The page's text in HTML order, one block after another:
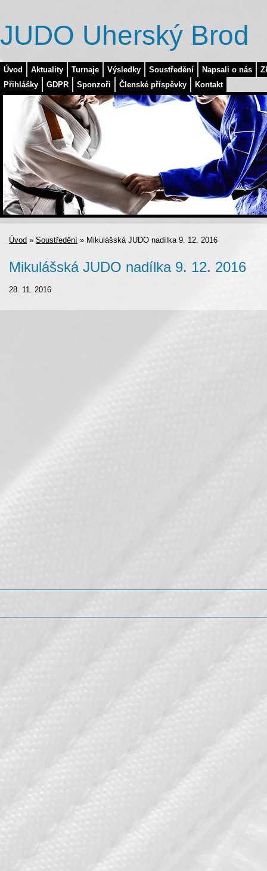
Úvod Aktuality Turnaje Výsledky Soustředění Napsali o nás
Přihlášky
GDPR Sponzoři Členské příspěvky Kontakt
JUDO Uherský Brod
Úvod » Soustředění » Mikulášská JUDO nadílka 9. 12. 2016
Mikulášská JUDO nadílka 9. 12. 2016
28. 11. 2016